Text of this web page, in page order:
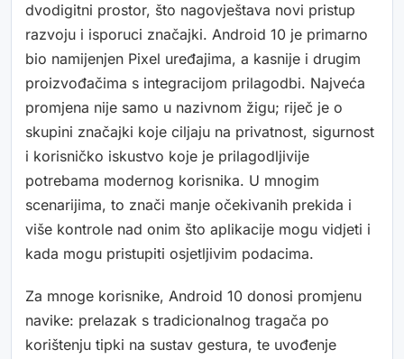
dvodigitni prostor, što nagovještava novi pristup
razvoju i isporuci značajki. Android 10 je primarno
bio namijenjen Pixel uređajima, a kasnije i drugim
proizvođačima s integracijom prilagodbi. Najveća
promjena nije samo u nazivnom žigu; riječ je o
skupini značajki koje ciljaju na privatnost, sigurnost
i korisničko iskustvo koje je prilagodljivije
potrebama modernog korisnika. U mnogim
scenarijima, to znači manje očekivanih prekida i
više kontrole nad onim što aplikacije mogu vidjeti i
kada mogu pristupiti osjetljivim podacima.
Za mnoge korisnike, Android 10 donosi promjenu
navike: prelazak s tradicionalnog tragača po
korištenju tipki na sustav gestura, te uvođenje